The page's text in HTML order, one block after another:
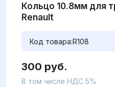
Кольцо 10.8мм для
Renault
Код товара:R108
300 руб.
В том числе НДС 5%